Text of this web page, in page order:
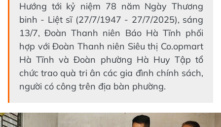
Hướng tới kỷ niệm 78 năm Ngày Thương
binh - Liệt sĩ (27/7/1947 - 27/7/2025), sáng
13/7, Đoàn Thanh niên Báo Hà Tĩnh phối
hợp với Đoàn Thanh niên Siêu thị Co.opmart
Hà Tĩnh và Đoàn phường Hà Huy Tập tổ
chức trao quà tri ân các gia đình chính sách,
người có công trên địa bàn phường.